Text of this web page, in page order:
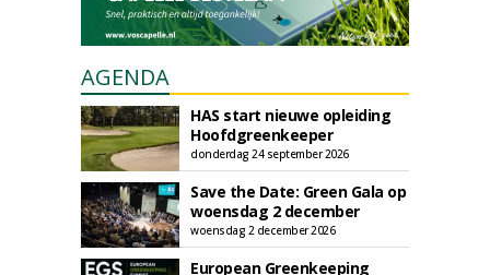
AGENDA
HAS start nieuwe opleiding
Hoofdgreenkeeper
donderdag 24 september 2026
Save the Date: Green Gala op
woensdag 2 december
woensdag 2 december 2026
European Greenkeeping